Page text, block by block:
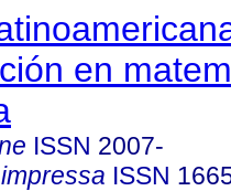
en
ISSN 2007-
ISSN